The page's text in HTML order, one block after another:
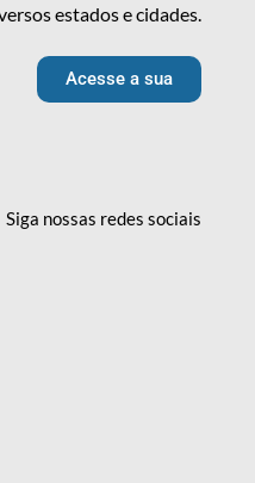
estados e cidades.
Acesse a sua
Siga nossas redessociais